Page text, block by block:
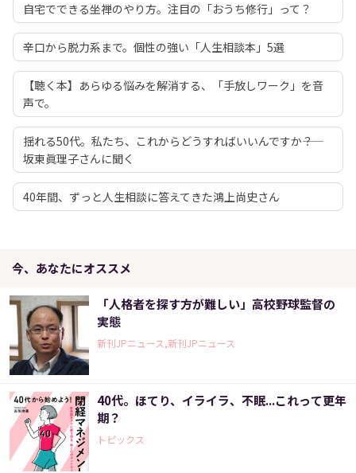
自宅でできる坐禅のやり方。注目の「おうち修行」って？
辛口から脱力系まで。個性の強い「人生相談本」5選
【聴く本】あらゆる悩みを解消する、「手放しワーク」を音
声で。
揺れる50代。私たち、これからどうすればいいんですか――？
坂東眞理子さんに聞く
40年間、ずっと人生相談に答えてきた鴻上尚史さん
今、あなたにオススメ
「人格者を探す方が難しい」高校野球監督の
実態
新刊JPニュース,新刊JPニュース
40代。ほてり、イライラ、不眠...これって更年
期？
トピックス